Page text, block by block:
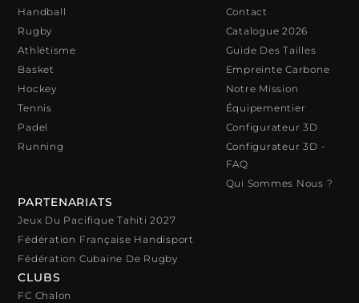
Handball
Rugby
Athlétisme
Basket
Hockey
Tennis
Padel
Running
Contact
Catalogue 2026
Guide Des Tailles
Empreinte Carbone
Notre Mission
Équipementier
Configurateur 3D
Configurateur 3D -
FAQ
Qui Sommes Nous ?
PARTENARIATS
Jeux Du Pacifique Tahiti 2027
Fédération Française Handisport
Fédération Cubaine De Rugby
CLUBS
FC Chalon